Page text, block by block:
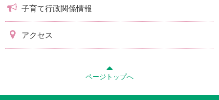
子育て行政関係情報
アクセス
ページトップへ